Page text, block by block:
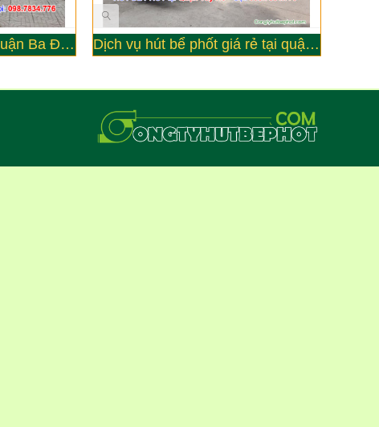
Hút Bể Phốt uy tín tại Quận Ba Đình - Công ty Đức Yên Dịch vụ hút bể phốt giá rẻ tại quận Tây Hồ